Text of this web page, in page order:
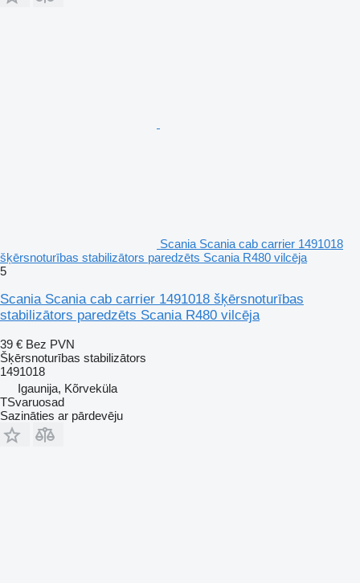
Scania Scania cab carrier 1491018
šķērsnoturības stabilizātors paredzēts Scania R480 vilcēja
5
Scania Scania cab carrier 1491018 šķērsnoturības
stabilizātors paredzēts Scania R480 vilcēja
39 € Bez PVN
Šķērsnoturības stabilizātors
1491018
Igaunija, Kõrveküla
TSvaruosad
Sazināties ar pārdevēju